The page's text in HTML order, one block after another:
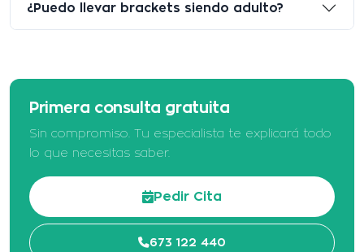
¿Puedo llevar brackets siendo adulto?
Primera consulta gratuita
Sin compromiso. Tu especialista te explicará todo
lo que necesitas saber.
Pedir Cita
673 122 440